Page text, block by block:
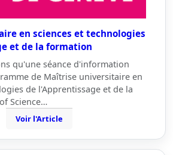
en sciences et technologies
et de la formation
qu'une séance d'information
de Maîtrise universitaire en
de l'Apprentissage et de la
Science…
Voir l'Article